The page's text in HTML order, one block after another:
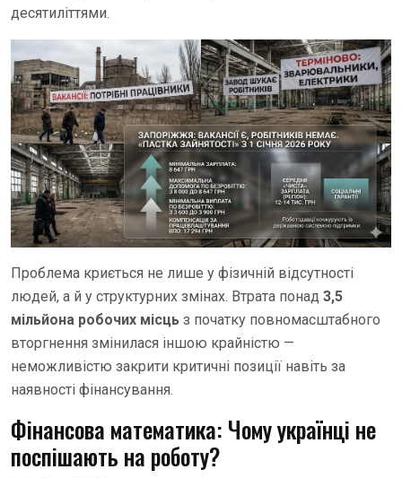
десятиліттями.
Проблема криється не лише у фізичній відсутності
людей, а й у структурних змінах. Втрата понад 3,5
мільйона робочих місць з початку повномасштабного
вторгнення змінилася іншою крайністю —
неможливістю закрити критичні позиції навіть за
наявності фінансування.
Фінансова математика: Чому українці не
поспішають на роботу?